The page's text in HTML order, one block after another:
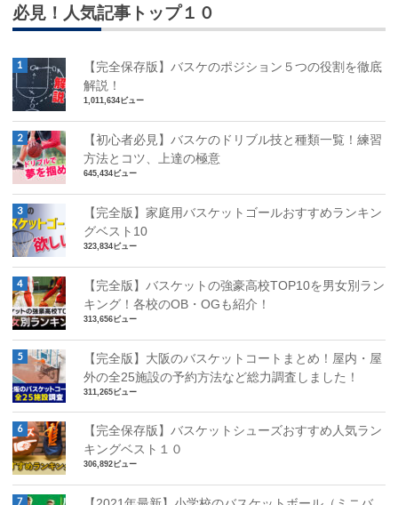
必見！人気記事トップ１０
【完全保存版】バスケのポジション５つの役割を徹底
解説！
1,011,634ビュー
【初心者必見】バスケのドリブル技と種類一覧！練習
方法とコツ、上達の極意
645,434ビュー
【完全版】家庭用バスケットゴールおすすめランキン
グベスト10
323,834ビュー
【完全版】バスケットの強豪高校TOP10を男女別ラン
キング！各校のOB・OGも紹介！
313,656ビュー
【完全版】大阪のバスケットコートまとめ！屋内・屋
外の全25施設の予約方法など総力調査しました！
311,265ビュー
【完全保存版】バスケットシューズおすすめ人気ラン
キングベスト１０
306,892ビュー